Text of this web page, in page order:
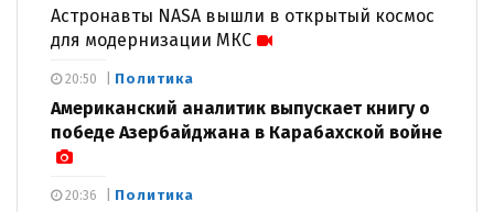
Астронавты NASA вышли в открытый космос
для модернизации МКС
Политика
Американский аналитик выпускает книгу о
победе Азербайджана в Карабахской войне
20:50
Политика
20:36